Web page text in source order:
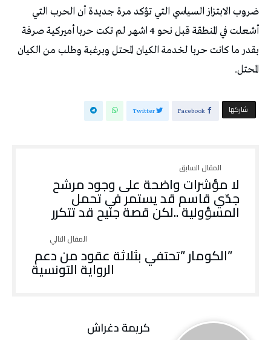
‬المحتل‭.‬
‫‫ شاركها‬ Facebook
Twitter
‬المسؤولية‭.. ‬لكن‭ ‬قصة‭ ‬جنيح‭ ‬قد‭ ‬تتكرر
الرواية‭ ‬التونسية
كريمة‭ ‬دغراش